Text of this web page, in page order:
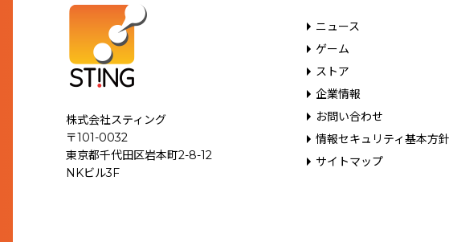
株式会社スティング
〒101-0032
東京都千代田区岩本町2-8-12
NKビル3F
ニュース
ゲーム
ストア
企業情報
お問い合わせ
情報セキュリティ基本方針
サイトマップ